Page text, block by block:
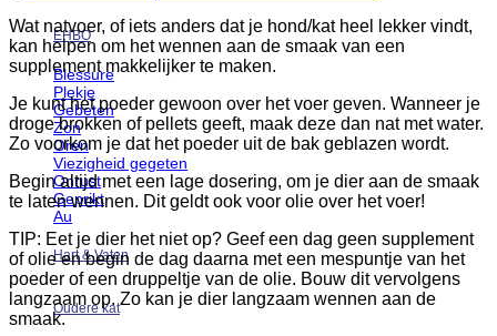
EHBO
Blessure
Plekje
Gebeten
Zon
Oren
Viezigheid gegeten
Onrust
Geprikt
Au
Hart & Vaten
Oudere kat
Wat natvoer, of iets anders dat je hond/kat heel lekker vindt,
kan helpen om het wennen aan de smaak van een
supplement makkelijker te maken.
Je kunt het poeder gewoon over het voer geven. Wanneer je
droge brokken of pellets geeft, maak deze dan nat met water.
Zo voorkom je dat het poeder uit de bak geblazen wordt.
Begin altijd met een lage dosering, om je dier aan de smaak
te laten wennen. Dit geldt ook voor olie over het voer!
TIP: Eet je dier het niet op? Geef een dag geen supplement
of olie en begin de dag daarna met een mespuntje van het
poeder of een druppeltje van de olie. Bouw dit vervolgens
langzaam op. Zo kan je dier langzaam wennen aan de
smaak.